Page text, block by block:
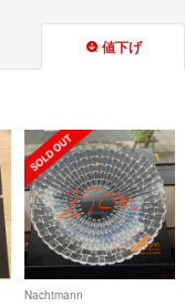
値下げ
Nachtmann